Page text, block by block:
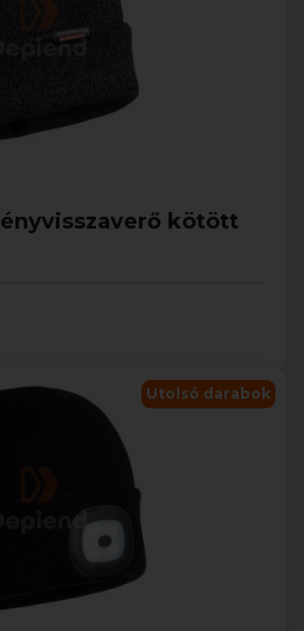
kötött
Utolsó darabok